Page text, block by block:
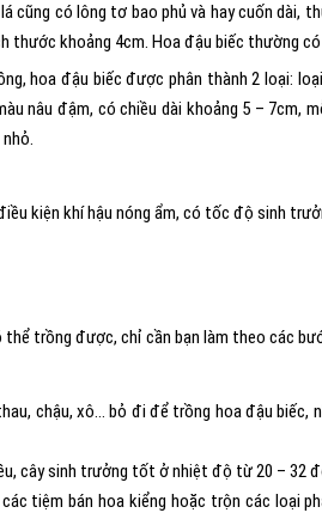
cũng có lông tơ bao phủ và hay cuốn dài,
thước khoảng 4cm. Hoa đậu biếc thường
hoa đậu biếc được phân thành 2 loại:
nâu đậm, có chiều dài khoảng 5 – 7cm,
kiện khí hậu nóng ẩm, có tốc độ sinh
trồng được, chỉ cần bạn làm theo các
chậu, xô… bỏ đi để trồng hoa đậu
cây sinh trưởng tốt ở nhiệt độ từ 20 – 32
tiệm bán hoa kiểng hoặc trộn các loại